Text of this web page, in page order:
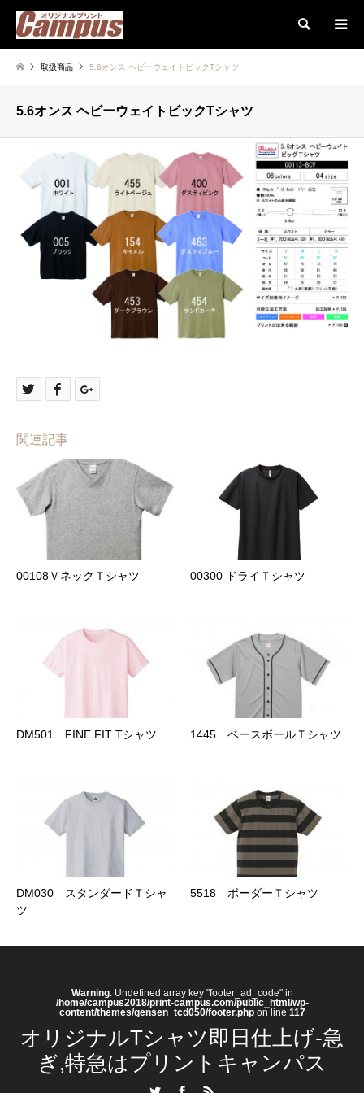
検索
取扱商品 5.6オンス ヘビーウェイトビックTシャツ
5.6オンス ヘビーウェイトビックTシャツ
関連記事
00108ＶネックＴシャツ 00300 ドライＴシャツ
DM501 FINE FIT Tシャツ 1445 ベースボールＴシャツ
DM030 スタンダードＴシャ
ツ
5518 ボーダーＴシャツ
Warning: Undefined array key "footer_ad_code" in
/home/campus2018/print-campus.com/public_html/wp-
content/themes/gensen_tcd050/footer.phpon line 117
オリジナルTシャツ即日仕上げ-急
ぎ,特急はプリントキャンパス